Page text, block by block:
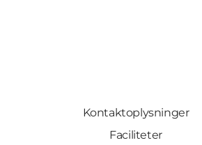
Kontaktoplysninger
Faciliteter